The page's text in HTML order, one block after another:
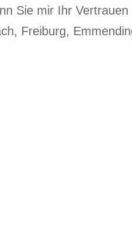
Sie mir Ihr
, Freiburg,